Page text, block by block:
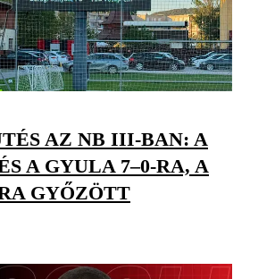
AZ NB III-BAN: A
A GYULA 7–0-RA, A
GYŐZÖTT